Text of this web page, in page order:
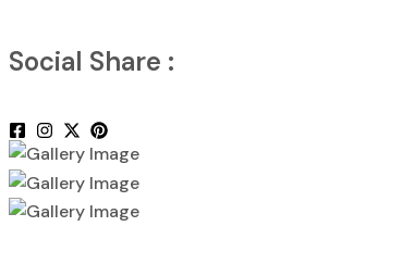
Social Share :